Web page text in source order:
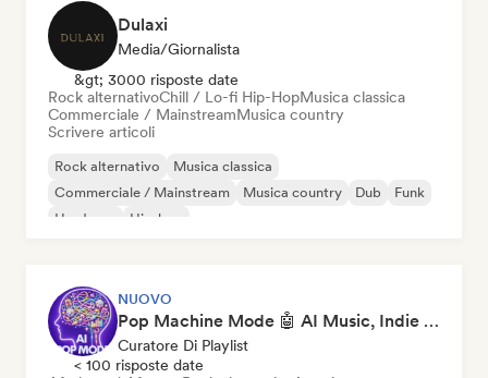
Dulaxi
Media/Giornalista
&gt; 3000 risposte date
Rock alternativoChill / Lo-fi Hip-HopMusica classica
Commerciale / MainstreamMusica country
Scrivere articoli
Rock alternativo
Musica classica
Commerciale / Mainstream
Musica country Dub
Funk
Hardcore
Hip-hop
NUOVO
Pop Machine Mode 🤖 AI Music, Indie Pop & Dream Pop
Curatore Di Playlist
< 100 risposte date